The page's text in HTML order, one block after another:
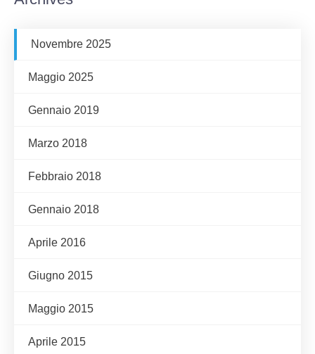
Novembre 2025
Maggio 2025
Gennaio 2019
Marzo 2018
Febbraio 2018
Gennaio 2018
Aprile 2016
Giugno 2015
Maggio 2015
Aprile 2015